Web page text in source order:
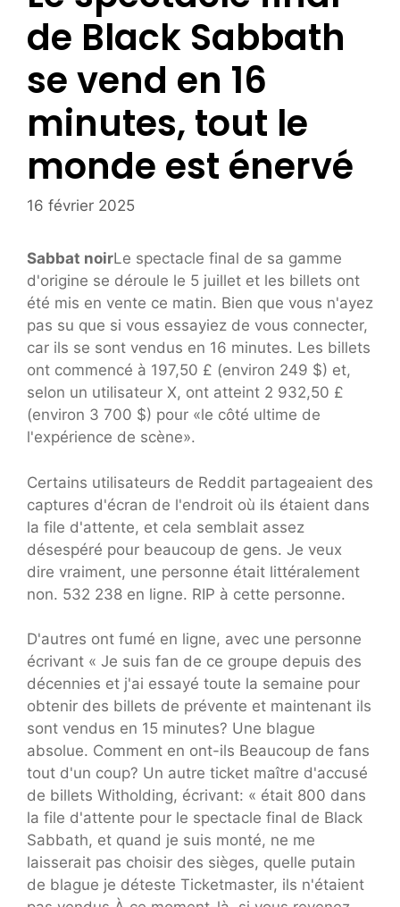
de Black Sabbath
se vend en 16
minutes, tout le
monde est énervé
16 février 2025
Sabbat noirLe spectacle final de sa gamme
d'origine se déroule le 5 juillet et les billets ont
été mis en vente ce matin. Bien que vous n'ayez
pas su que si vous essayiez de vous connecter,
car ils se sont vendus en 16 minutes. Les billets
ont commencé à 197,50 £ (environ 249 $) et,
selon un utilisateur X, ont atteint 2 932,50 £
(environ 3 700 $) pour «le côté ultime de
l'expérience de scène».
Certains utilisateurs de Reddit partageaient des
captures d'écran de l'endroit où ils étaient dans
la file d'attente, et cela semblait assez
désespéré pour beaucoup de gens. Je veux
dire vraiment, une personne était littéralement
non. 532 238 en ligne. RIP à cette personne.
D'autres ont fumé en ligne, avec une personne
écrivant « Je suis fan de ce groupe depuis des
décennies et j'ai essayé toute la semaine pour
obtenir des billets de prévente et maintenant ils
sont vendus en 15 minutes? Une blague
absolue. Comment en ont-ils Beaucoup de fans
tout d'un coup? Un autre ticket maître d'accusé
de billets Witholding, écrivant: « était 800 dans
la file d'attente pour le spectacle final de Black
Sabbath, et quand je suis monté, ne me
laisserait pas choisir des sièges, quelle putain
de blague je déteste Ticketmaster, ils n'étaient